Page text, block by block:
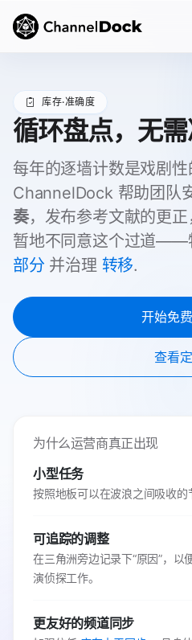
库存·准确度
循环盘点，无
每年的逐墙计数是戏剧性
ChannelDock 帮助团队
奏，发布参考文献的更
暂地不同意这个过道——
部分 并治理 转移.
开始免
查看
为什么运营商真正出现
小型任务
按照地板可以在波浪之间吸收的
可追踪的调整
在三角洲旁边记录下“原因”，以
演侦探工作。
更友好的频道同步